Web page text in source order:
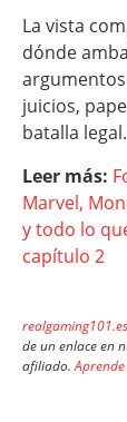
La vista
dónde
argumentos
juicios,
batalla legal.
Leer más:
Marvel,
y todo lo
capítulo 2
realgaming101.es
de un enlace en
afiliado.